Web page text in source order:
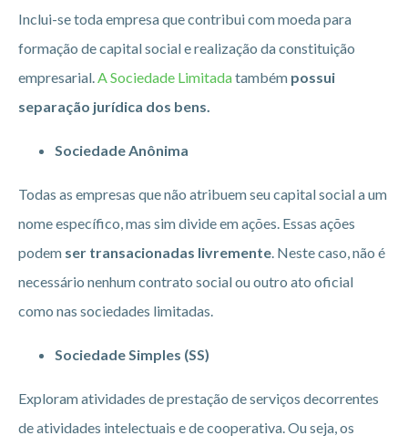
Inclui-se toda empresa que contribui com moeda para
formação de capital social e realização da constituição
empresarial.A Sociedade Limitadatambém possui
separação jurídica dos bens.
Sociedade Anônima
Todas as empresas que não atribuem seu capital social a um
nome específico, mas sim divide em ações. Essas ações
podem ser transacionadas livremente. Neste caso, não é
necessário nenhum contrato social ou outro ato oficial
como nas sociedades limitadas.
Sociedade Simples (SS)
Exploram atividades de prestação de serviços decorrentes
de atividades intelectuais e de cooperativa. Ou seja, os